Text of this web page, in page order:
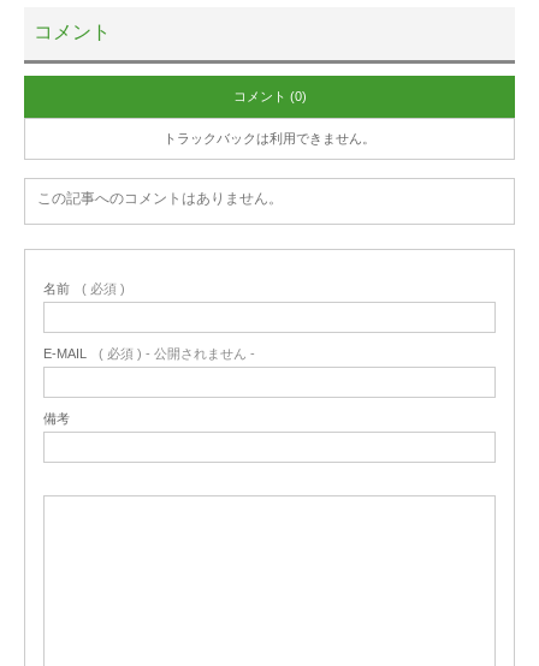
コメント
コメント (0)
トラックバックは利用できません。
この記事へのコメントはありません。
名前 ( 必須 )
E-MAIL ( 必須 ) - 公開されません -
備考